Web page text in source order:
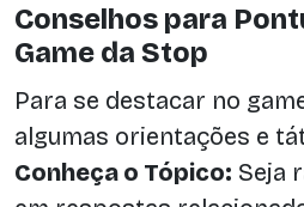
Conselhos para
Game da Stop
Para se destacar no
algumas orientações e
Conheça o Tópico: Seja